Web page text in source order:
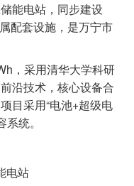
能电站，同步建设
配套设施，是万宁市
，采用清华大学科研
沿技术，核心设备合
目采用“电池+超级电
统。
电站